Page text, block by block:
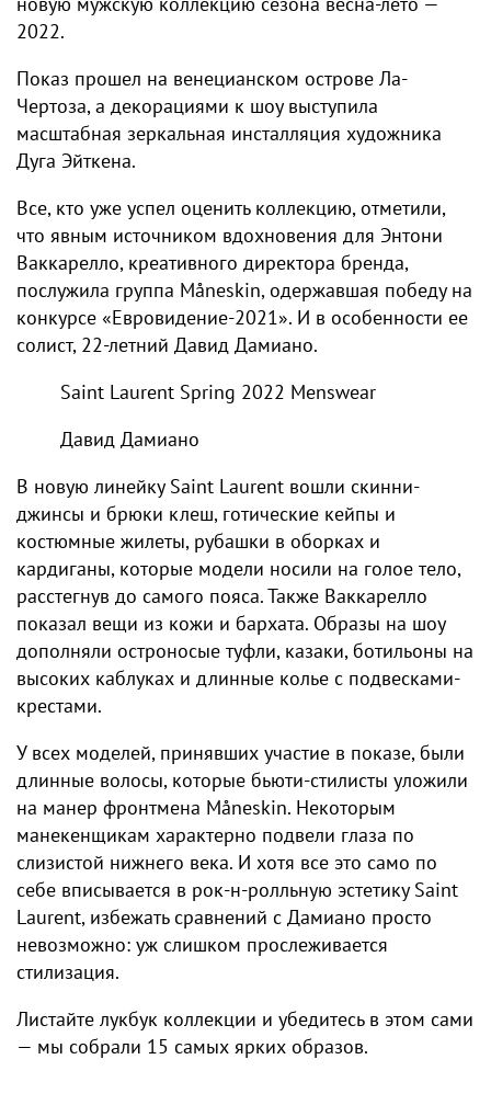
2022.
Показ прошел на венецианском острове Ла-
Чертоза, а декорациями к шоу выступила
масштабная зеркальная инсталляция художника
Дуга Эйткена.
Все, кто уже успел оценить коллекцию, отметили,
что явным источником вдохновения для Энтони
Ваккарелло, креативного директора бренда,
послужила группа Måneskin, одержавшая победу на
конкурсе «Евровидение-2021». И в особенности ее
солист, 22-летний Давид Дамиано.
Saint Laurent Spring 2022 Menswear
Давид Дамиано
В новую линейку Saint Laurent вошли скинни-
джинсы и брюки клеш, готические кейпы и
костюмные жилеты, рубашки в оборках и
кардиганы, которые модели носили на голое тело,
расстегнув до самого пояса. Также Ваккарелло
показал вещи из кожи и бархата. Образы на шоу
дополняли остроносые туфли, казаки, ботильоны на
высоких каблуках и длинные колье с подвесками-
крестами.
У всех моделей, принявших участие в показе, были
длинные волосы, которые бьюти-стилисты уложили
на манер фронтмена Måneskin. Некоторым
манекенщикам характерно подвели глаза по
слизистой нижнего века. И хотя все это само по
себе вписывается в рок-н-ролльную эстетику Saint
Laurent, избежать сравнений с Дамиано просто
невозможно: уж слишком прослеживается
стилизация.
Листайте лукбук коллекции и убедитесь в этом сами
— мы собрали 15 самых ярких образов.